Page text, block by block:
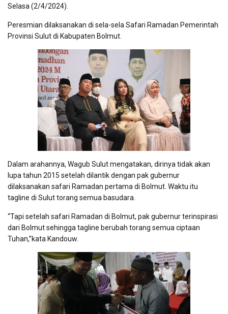
Selasa (2/4/2024).
Peresmian dilaksanakan di sela-sela Safari Ramadan Pemerintah
Provinsi Sulut di Kabupaten Bolmut.
Dalam arahannya, Wagub Sulut mengatakan, dirinya tidak akan
lupa tahun 2015 setelah dilantik dengan pak gubernur
dilaksanakan safari Ramadan pertama di Bolmut. Waktu itu
tagline di Sulut torang semua basudara.
“Tapi setelah safari Ramadan di Bolmut, pak gubernur terinspirasi
dari Bolmut sehingga tagline berubah torang semua ciptaan
Tuhan,”kata Kandouw.